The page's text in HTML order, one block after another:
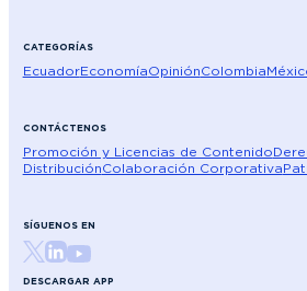
CATEGORÍAS
EcuadorEconomíaOpiniónColombia
CONTÁCTENOS
Promoción y Licencias de Contenido
DistribuciónColaboración Corporativa
SÍGUENOS EN
DESCARGAR APP